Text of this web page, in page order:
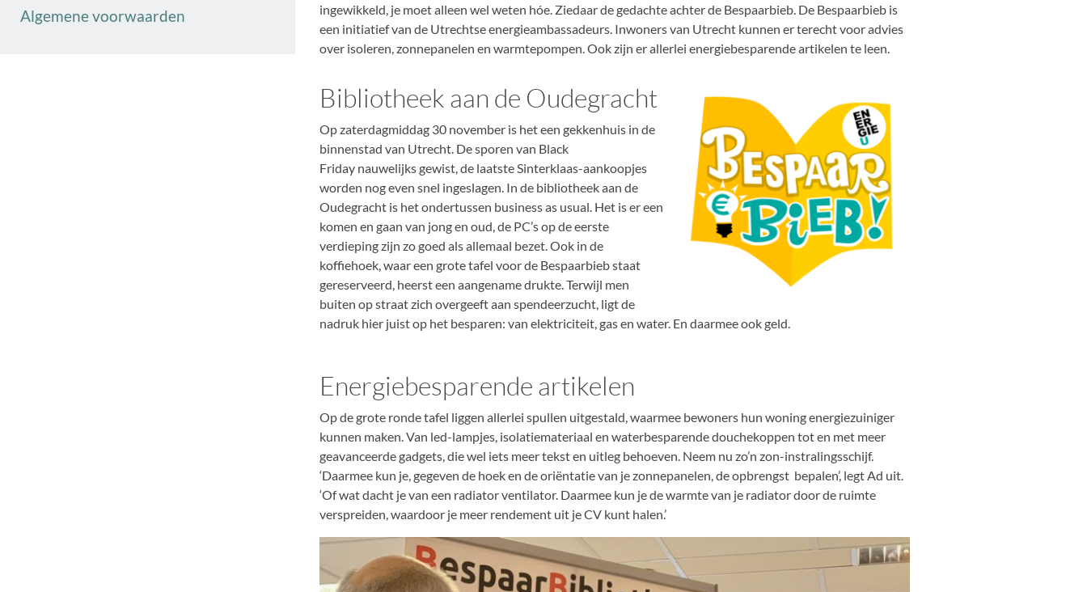
ingewikkeld, je moet alleen wel weten hóe. Ziedaar de gedachte achter de Bespaarbieb. De Bespaarbieb is
een initiatief van de Utrechtse energieambassadeurs. Inwoners van Utrecht kunnen er terecht voor advies
over isoleren, zonnepanelen en warmtepompen. Ook zijn er allerlei energiebesparende artikelen te leen.
Bibliotheek aan de Oudegracht
Op zaterdagmiddag 30 november is het een gekkenhuis in de
binnenstad van Utrecht. De sporen van Black
Friday nauwelijks gewist, de laatste Sinterklaas-aankoopjes
worden nog even snel ingeslagen. In de bibliotheek aan de
Oudegracht is het ondertussen business as usual. Het is er een
komen en gaan van jong en oud, de PC’s op de eerste
verdieping zijn zo goed als allemaal bezet. Ook in de
koffiehoek, waar een grote tafel voor de Bespaarbieb staat
gereserveerd, heerst een aangename drukte. Terwijl men
buiten op straat zich overgeeft aan spendeerzucht, ligt de
nadruk hier juist op het besparen: van elektriciteit, gas en water. En daarmee ook geld.
Energiebesparende artikelen
Op de grote ronde tafel liggen allerlei spullen uitgestald, waarmee bewoners hun woning energiezuiniger
kunnen maken. Van led-lampjes, isolatiemateriaal en waterbesparende douchekoppen tot en met meer
geavanceerde gadgets, die wel iets meer tekst en uitleg behoeven. Neem nu zo’n zon-instralingsschijf.
‘Daarmee kun je, gegeven de hoek en de oriëntatie van je zonnepanelen, de opbrengst bepalen’, legt Ad uit.
‘Of wat dacht je van een radiator ventilator. Daarmee kun je de warmte van je radiator door de ruimte
verspreiden, waardoor je meer rendement uit je CV kunt halen.’
Algemene voorwaarden